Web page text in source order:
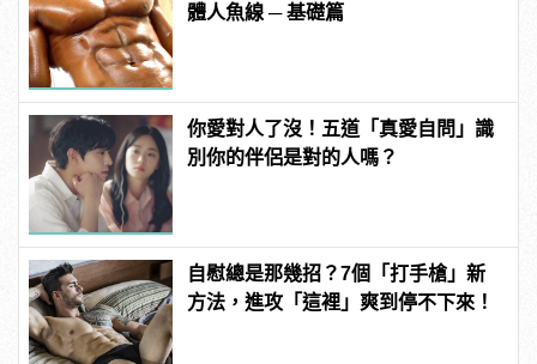
體人魚線 ─ 基礎篇
你愛對人了沒！五道「真愛自問」識
別你的伴侶是對的人嗎？
自慰總是那幾招？7個「打手槍」新
方法，進攻「這裡」爽到停不下來！